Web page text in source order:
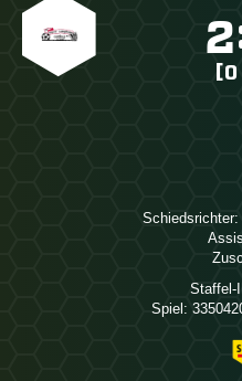

[0
Schiedsrichter:
Staffel-
Spiel: